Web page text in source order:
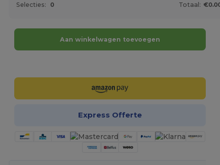
Selecties: 0 Totaal:
Aan winkelwagen toevoegen
Express Offerte